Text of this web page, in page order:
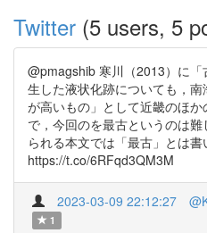
Twitter (5 users, 5
@pmagshib 寒川（2013）に
生した液状化跡についても，
が高いもの」として近畿のほ
で，今回のを最古というのは
られる本文では「最古」とは
https://t.co/6RFqd3QM3M
2023-03-09 22:12:27
1